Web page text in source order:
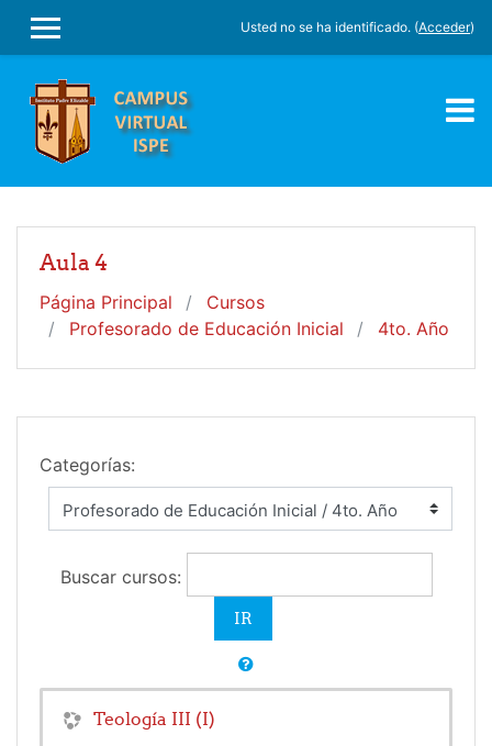
PANEL LATERAL
Usted no se ha identificado. (Acceder)
Aula 4
Página Principal
Cursos
Profesorado de Educación Inicial
4to. Año
Categorías:
Buscar cursos:
Teología III (I)